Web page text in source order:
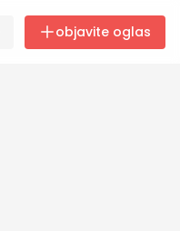
objavite oglas